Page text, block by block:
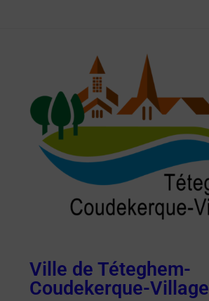
Ville de Téteghem-
Coudekerque-Village